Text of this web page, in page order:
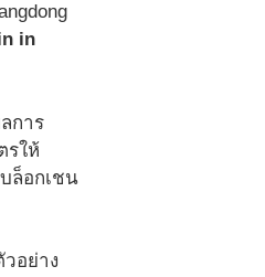
in
การ
รให้
ล็อกเชน
วอย่าง